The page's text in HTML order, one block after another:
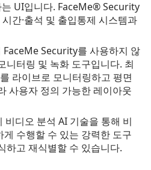
UI입니다. FaceMe® Security
간·출석 및 출입통제 시스템과
FaceMe Security를 사용하지 않
니터링 및 녹화 도구입니다. 최
라이브로 모니터링하고 평면
사용자 정의 가능한 레이아웃
비디오 분석 AI 기술을 통해 비
수행할 수 있는 강력한 도구
하고 재식별할 수 있습니다.